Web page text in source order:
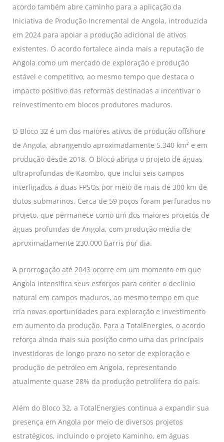
acordo também abre caminho para a aplicação da
Iniciativa de Produção Incremental de Angola, introduzida
em 2024 para apoiar a produção adicional de ativos
existentes. O acordo fortalece ainda mais a reputação de
Angola como um mercado de exploração e produção
estável e competitivo, ao mesmo tempo que destaca o
impacto positivo das reformas destinadas a incentivar o
reinvestimento em blocos produtores maduros.
O Bloco 32 é um dos maiores ativos de produção offshore
de Angola, abrangendo aproximadamente 5.340 km² e em
produção desde 2018. O bloco abriga o projeto de águas
ultraprofundas de Kaombo, que inclui seis campos
interligados a duas FPSOs por meio de mais de 300 km de
dutos submarinos. Cerca de 59 poços foram perfurados no
projeto, que permanece como um dos maiores projetos de
águas profundas de Angola, com produção média de
aproximadamente 230.000 barris por dia.
A prorrogação até 2043 ocorre em um momento em que
Angola intensifica seus esforços para conter o declínio
natural em campos maduros, ao mesmo tempo em que
cria novas oportunidades para exploração e investimento
em aumento da produção. Para a TotalEnergies, o acordo
reforça ainda mais sua posição como uma das principais
investidoras de longo prazo no setor de exploração e
produção de petróleo em Angola, representando
atualmente quase 28% da produção petrolífera do país.
Além do Bloco 32, a TotalEnergies continua a expandir sua
presença em Angola por meio de diversos projetos
estratégicos, incluindo o projeto Kaminho, em águas